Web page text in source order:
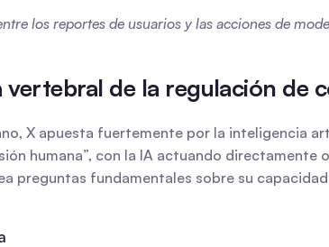
los reportes de usuarios y las acciones de
vertebral de la regulación de
X apuesta fuertemente por la inteligencia
humana”, con la IA actuando
preguntas fundamentales sobre su